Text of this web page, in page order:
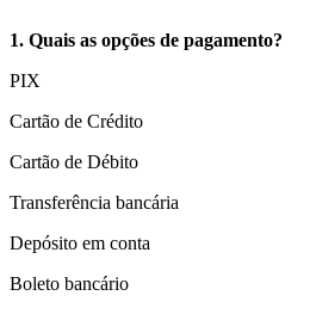
1. Quais as opções de pagamento?
PIX
Cartão de Crédito
Cartão de Débito
Transferência bancária
Depósito em conta
Boleto bancário